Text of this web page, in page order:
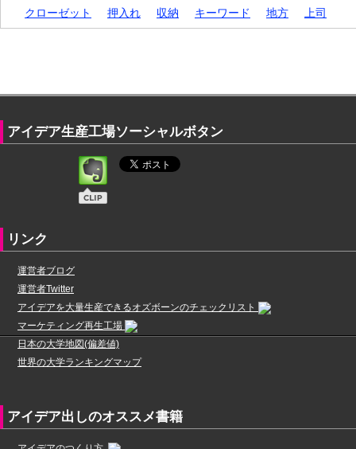
クローゼット
押入れ 収納 キーワード 地方 上司
アイデア生産工場ソーシャルボタン
リンク
運営者ブログ
運営者Twitter
アイデアを大量生産できるオズボーンのチェックリスト
マーケティング再生工場
日本の大学地図(偏差値)
世界の大学ランキングマップ
アイデア出しのオススメ書籍